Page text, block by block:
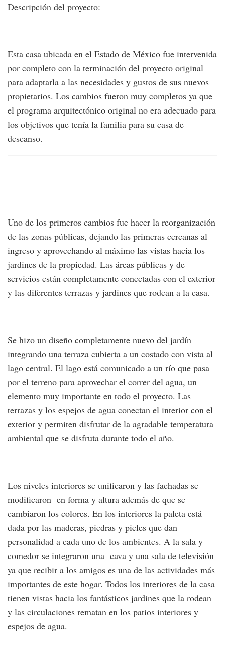
Descripción del proyecto:
Esta casa ubicada en el Estado de México fue intervenida
por completo con la terminación del proyecto original
para adaptarla a las necesidades y gustos de sus nuevos
propietarios. Los cambios fueron muy completos ya que
el programa arquitectónico original no era adecuado para
los objetivos que tenía la familia para su casa de
descanso.
Uno de los primeros cambios fue hacer la reorganización
de las zonas públicas, dejando las primeras cercanas al
ingreso y aprovechando al máximo las vistas hacia los
jardines de la propiedad. Las áreas públicas y de
servicios están completamente conectadas con el exterior
y las diferentes terrazas y jardines que rodean a la casa.
Se hizo un diseño completamente nuevo del jardín
integrando una terraza cubierta a un costado con vista al
lago central. El lago está comunicado a un río que pasa
por el terreno para aprovechar el correr del agua, un
elemento muy importante en todo el proyecto. Las
terrazas y los espejos de agua conectan el interior con el
exterior y permiten disfrutar de la agradable temperatura
ambiental que se disfruta durante todo el año.
Los niveles interiores se unificaron y las fachadas se
modificaron en forma y altura además de que se
cambiaron los colores. En los interiores la paleta está
dada por las maderas, piedras y pieles que dan
personalidad a cada uno de los ambientes. A la sala y
comedor se integraron una cava y una sala de televisión
ya que recibir a los amigos es una de las actividades más
importantes de este hogar. Todos los interiores de la casa
tienen vistas hacia los fantásticos jardines que la rodean
y las circulaciones rematan en los patios interiores y
espejos de agua.